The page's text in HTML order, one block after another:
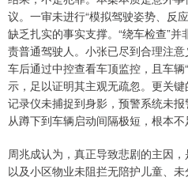
议。一审未进行“模拟驾驶姿势、反
缺乏扎实的事实支撑。“绕车检查”
责普通驾驶人。小张已尽到合理注
车后通过中控查看车顶监控，且车辆
示，足以证明其主观无疏忽。更关
记录仪未捕捉到身影，预警系统未
从蹲下到车辆启动间隔极短，根本不
周兆成认为，真正导致悲剧的主因
以及小区物业未阻拦无陪护儿童、